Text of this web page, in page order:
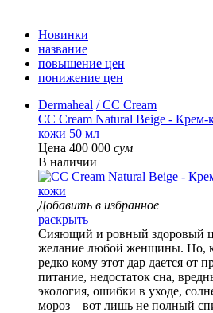
Новинки
название
повышение цен
понижение цен
Dermaheal / CC Cream
СС Cream Natural Beige - Крем-
кожи 50 мл
Цена 400 000 сум
В наличии
Добавить в избранное
раскрыть
Сияющий и ровный здоровый
желание любой женщины. Но,
редко кому этот дар дается от
питание, недостаток сна,
экология, ошибки в уходе,
мороз – вот лишь не полный